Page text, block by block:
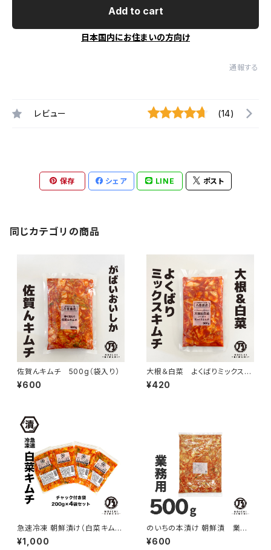
Add to cart
日本国内にお住まいの方向け
通報する
レビュー (14)
保存 シェア LINE ポスト
同じカテゴリの商品
佐賀んキムチ 500g（袋入り）
¥600
大根＆白菜 よくばりミックスキ
ムチ
¥420
急速冷凍 朝鮮漬け（白菜キム
チ） 200g×4袋セット
¥1,000
のいちの本漬け 朝鮮漬 業務
用500g
¥600